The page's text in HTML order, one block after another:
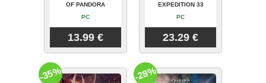
OF PANDORA
PC
13.99 €
EXPEDITION 33
PC
23.29 €
-35% -28%